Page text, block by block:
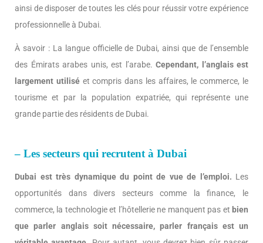
ainsi de disposer de toutes les clés pour réussir votre expérience
professionnelle à Dubai.
À savoir : La langue officielle de Dubai, ainsi que de l’ensemble
des Émirats arabes unis, est l’arabe. Cependant, l’anglais est
largement utiliséet compris dans les affaires, le commerce, le
tourisme et par la population expatriée, qui représente une
grande partie des résidents de Dubai.
– Les secteurs qui recrutent à Dubai
Dubai est très dynamique du point de vue de l’emploi. Les
opportunités dans divers secteurs comme la finance, le
commerce, la technologie et l’hôtellerie ne manquent pas et bien
que parler anglais soit nécessaire, parler français est un